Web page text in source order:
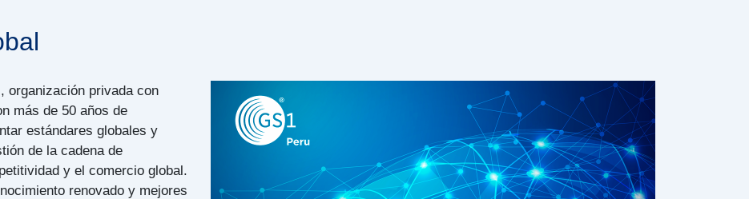
organización privada con
más de 50 años de
estándares globales y
de la cadena de
y el comercio global.
renovado y mejores